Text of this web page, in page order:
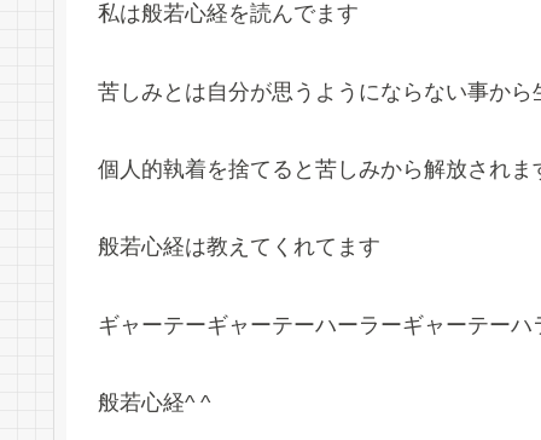
私は般若心経を読んでます
苦しみとは自分が思うようにならない事から
個人的執着を捨てると苦しみから解放されま
般若心経は教えてくれてます
ギャーテーギャーテーハーラーギャーテー
般若心経^ ^